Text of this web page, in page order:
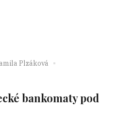
Plzáková
bankomaty pod